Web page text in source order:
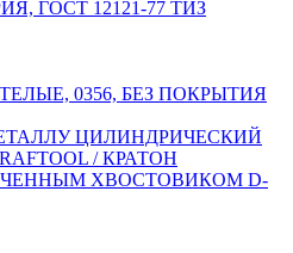
ГОСТ 12121-77 ТИЗ
0356, БЕЗ ПОКРЫТИЯ
ЦИЛИНДРИЧЕСКИЙ
/ КРАТОН
ХВОСТОВИКОМ D-